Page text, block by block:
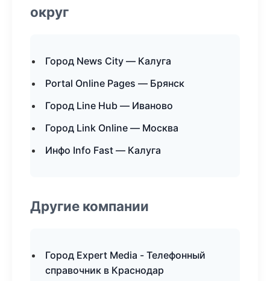
округ
Город News City — Калуга
Portal Online Pages — Брянск
Город Line Hub — Иваново
Город Link Online — Москва
Инфо Info Fast — Калуга
Другие компании
Город Expert Media - Телефонный
справочник в Краснодар